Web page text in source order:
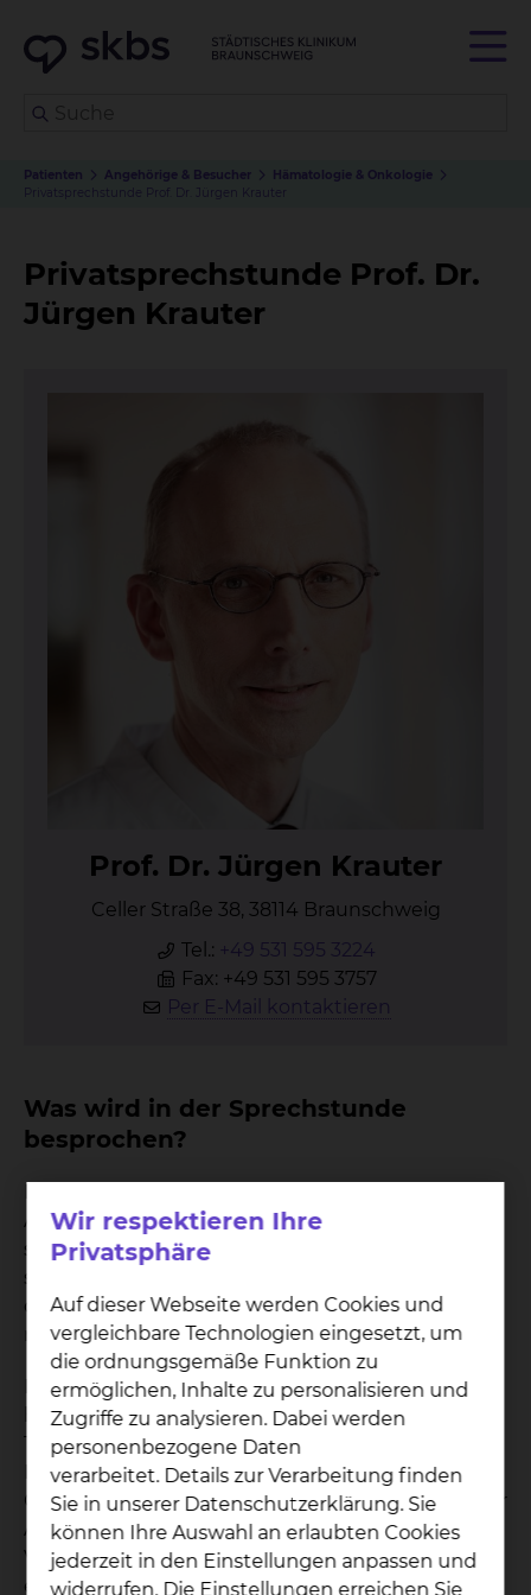
Patienten Angehörige & Besucher
Hämatologie & Onkologie
Privatsprechstunde Prof. Dr. Jürgen Krauter
Privatsprechstunde Prof. Dr.
Jürgen Krauter
Prof. Dr. Jür­gen Krau­ter
Celler Straße 38, 38114 Braunschweig
Tel.: +49 531 595 3224
Fax: +49 531 595 3757
Per E-Mail kontaktieren
Was wird in der Sprechstunde
besprochen?
Arten von gut- und bösartigen Bluterkrankungen
sowie Tumorerkrankungen betreut. Dies umfasst
sowohl die Koordination und Durchführung von
diagnostischen Maßnahmen als auch die
medikamentöse Therapie und die Nachsorge.
Moderne Behandlungsmethoden machen es
heutzutage möglich, viele hochwirksame
Therapien im ambulanten Bereich durchzuführen.
Für die Durchführung von ambulanten
Chemotherapien oder Transfusionen stehen in der
Ambulanz insgesamt zehn Infusionsplätze zur
Verfügung. Die Betreuung erfolgt durch ein
eingespieltes Team aus Ärzten sowie speziell
Wir respektieren Ihre
Privatsphäre
Auf dieser Webseite werden Cookies und
vergleichbare Technologien eingesetzt, um
die ordnungsgemäße Funktion zu
ermöglichen, Inhalte zu personalisieren und
Zugriffe zu analysieren. Dabei werden
personenbezogene Daten
verarbeitet. Details zur Verarbeitung finden
Sie in unserer Datenschutzerklärung. Sie
können Ihre Auswahl an erlaubten Cookies
jederzeit in den Einstellungen anpassen und
widerrufen. Die Einstellungen erreichen Sie